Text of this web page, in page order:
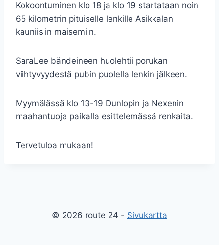
Kokoontuminen klo 18 ja klo 19 startataan noin
65 kilometrin pituiselle lenkille Asikkalan
kauniisiin maisemiin.
SaraLee bändeineen huolehtii porukan
viihtyvyydestä pubin puolella lenkin jälkeen.
Myymälässä klo 13-19 Dunlopin ja Nexenin
maahantuoja paikalla esittelemässä renkaita.
Tervetuloa mukaan!
© 2026 route 24 - Sivukartta